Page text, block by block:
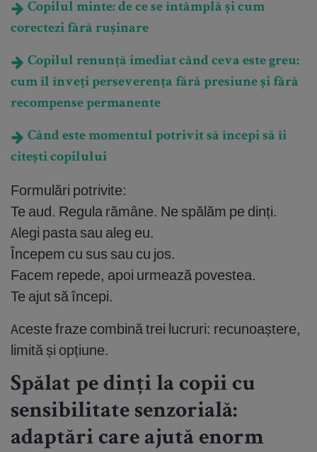
Copilul minte: de ce se întâmplă și cum
corectezi fără rușinare
Copilul renunță imediat când ceva este greu:
cum îl înveți perseverența fără presiune și fără
recompense permanente
Când este momentul potrivit să începi să îi
citești copilului
Formulări potrivite:
Te aud. Regula rămâne. Ne spălăm pe dinți.
Alegi pasta sau aleg eu.
Începem cu sus sau cu jos.
Facem repede, apoi urmează povestea.
Te ajut să începi.
Aceste fraze combină trei lucruri: recunoaștere,
limită și opțiune.
Spălat pe dinți la copii cu
sensibilitate senzorială:
adaptări care ajută enorm